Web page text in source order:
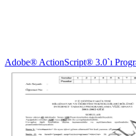
Adobe® ActionScript® 3.0`ı